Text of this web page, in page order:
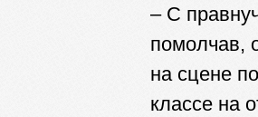
– С
помолчав,
на сцене
классе на